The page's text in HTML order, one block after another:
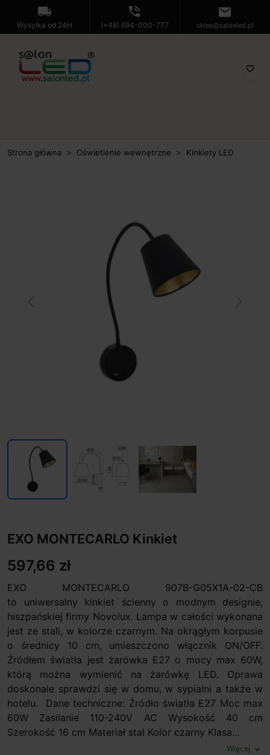
local_shipping
Wysyłka od 24H
phone_in_talk
(+48) 694-000-777
mail
sklep@salonled.pl
favorite_border
Strona główna Oświetlenie wewnętrzne Kinkiety LED
EXO MONTECARLO Kinkiet
597,66 zł
EXO MONTECARLO 907B-G05X1A-02-CB
to uniwersalny kinkiet ścienny o modnym designie,
hiszpańskiej firmy Novolux. Lampa w całości wykonana
jest ze stali, w kolorze czarnym. Na okrągłym korpusie
o średnicy 10 cm, umieszczono włącznik ON/OFF.
Źródłem światła jest żarówka E27 o mocy max 60W,
którą można wymienić na żarówkę LED. Oprawa
doskonale sprawdzi się w domu, w sypialni a także w
hotelu. Dane techniczne: Źródło światła E27 Moc max
60W Zasilanie 110-240V AC Wysokość 40 cm
Szerokość 16 cm Materiał stal Kolor czarny Klasa...
Więcej expand_more